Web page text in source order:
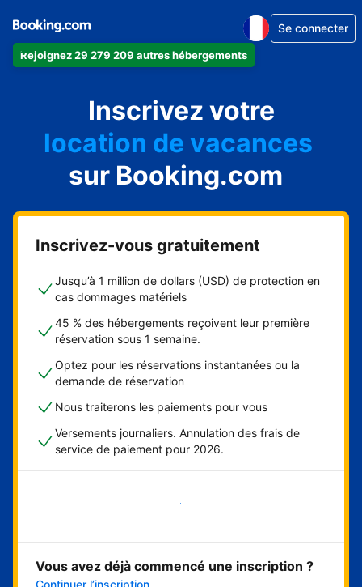
Rejoignez 29 279 209 autres hébergements
Se connecter
Inscrivez votre
appartement
hôtel
location de vacances
auberge de jeunesse
chambre d'hôtes
sur Booking.com
Inscrivez-vous gratuitement
Jusqu’à 1 million de dollars (USD) de protection en
cas dommages matériels
45 % des hébergements reçoivent leur première
réservation sous 1 semaine.
Optez pour les réservations instantanées ou la
demande de réservation
Nous traiterons les paiements pour vous
Versements journaliers. Annulation des frais de
service de paiement pour 2026.
Démarrer maintenant
Vous avez déjà commencé une inscription ?